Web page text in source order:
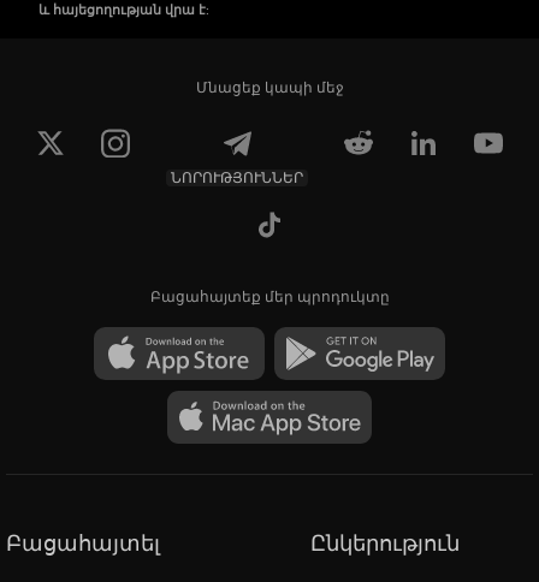
և հայեցողության վրա է:
Մնացեք կապի մեջ
ՆՈՐՈՒԹՅՈՒՆՆԵՐ
Բացահայտեք մեր պրոդուկտը
Բացահայտել Ընկերություն